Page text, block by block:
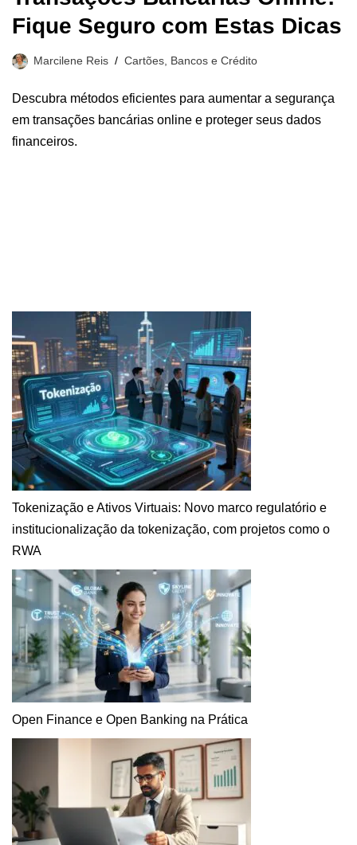
Fique Seguro com Estas Dicas
Marcilene Reis Cartões, Bancos e Crédito
Descubra métodos eficientes para aumentar a segurança
em transações bancárias online e proteger seus dados
financeiros.
Tokenização e Ativos Virtuais: Novo marco regulatório e
institucionalização da tokenização, com projetos como o
RWA
Open Finance e Open Banking na Prática